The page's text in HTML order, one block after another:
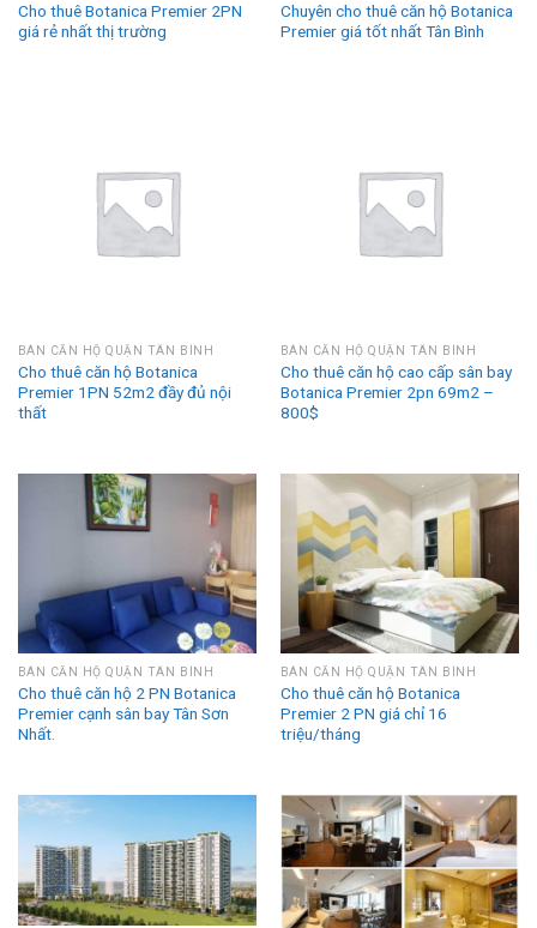
Cho thuê Botanica Premier 2PN
giá rẻ nhất thị trường
Chuyên cho thuê căn hộ Botanica
Premier giá tốt nhất Tân Bình
BÁN CĂN HỘ QUẬN TÂN BÌNH
Cho thuê căn hộ Botanica
Premier 1PN 52m2 đầy đủ nội
thất
BÁN CĂN HỘ QUẬN TÂN BÌNH
Cho thuê căn hộ cao cấp sân bay
Botanica Premier 2pn 69m2 –
800$
BÁN CĂN HỘ QUẬN TÂN BÌNH
Cho thuê căn hộ 2 PN Botanica
Premier cạnh sân bay Tân Sơn
Nhất.
BÁN CĂN HỘ QUẬN TÂN BÌNH
Cho thuê căn hộ Botanica
Premier 2 PN giá chỉ 16
triệu/tháng